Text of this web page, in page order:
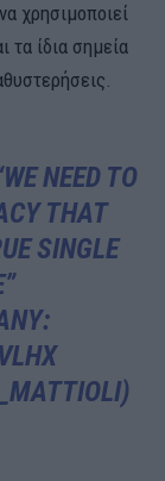
χρησιμοποιεί
τα ίδια σημεία
NEED TO
THAT
SINGLE